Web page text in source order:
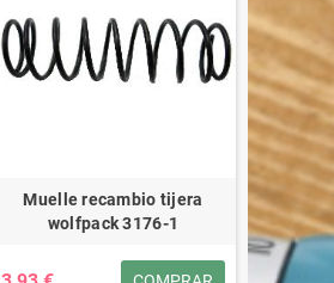
Muelle recambio tijera
wolfpack 3176-1